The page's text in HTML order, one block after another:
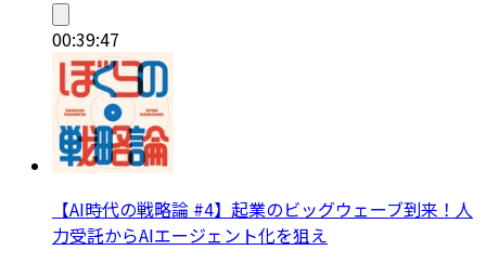
00:39:47
【AI時代の戦略論 #4】起業のビッグウェーブ到来！人
力受託からAIエージェント化を狙え